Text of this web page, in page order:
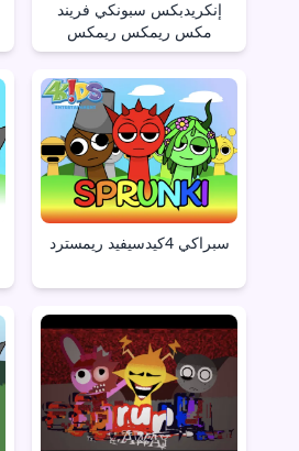
إنكريدبكس سبونكي فريند
مكس ريمكس ريمكس
سبراكي 4كيدسيفيد ريمسترد